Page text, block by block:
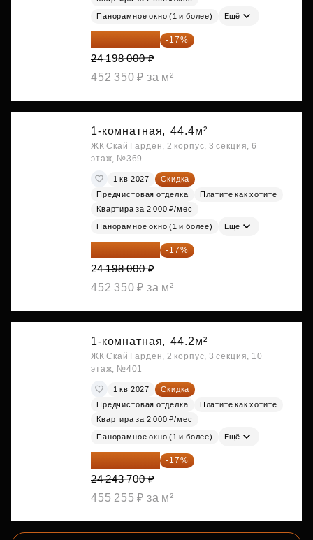
Панорамное окно (1 и более) Ещё
20 084 340 ₽ -17%
24 198 000 ₽
452 350 ₽ за м²
1-комнатная, 44.4м²
ЖК Скай Гарден, 2 корпус, 3 секция, 6
этаж, №369
1 кв 2027
Скидка
Предчистовая отделка
Платите как хотите
Квартира за 2 000 ₽/мес
Панорамное окно (1 и более) Ещё
20 084 340 ₽ -17%
24 198 000 ₽
452 350 ₽ за м²
1-комнатная, 44.2м²
ЖК Скай Гарден, 2 корпус, 3 секция, 10
этаж, №401
1 кв 2027
Скидка
Предчистовая отделка
Платите как хотите
Квартира за 2 000 ₽/мес
Панорамное окно (1 и более) Ещё
20 122 271 ₽ -17%
24 243 700 ₽
455 255 ₽ за м²